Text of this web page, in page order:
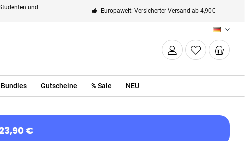
und
Europaweit: Versicherter Versand ab 4,90€
DE
Bundles Gutscheine % Sale NEU
€